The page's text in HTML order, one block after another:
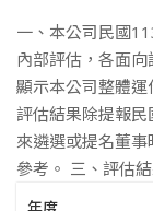
一、本公司民國
內部評估，各面
顯示本公司整體運
評估結果除提報
來遴選或提名董
參考。 三、評估結